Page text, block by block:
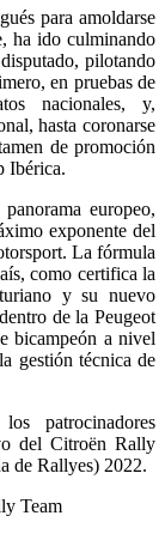
para amoldarse
ha ido culminando
pilotando
en pruebas de
nacionales, y,
hasta coronarse
de promoción
Ibérica.
europeo,
exponente del
La fórmula
como certifica la
y su nuevo
de la Peugeot
bicampeón a nivel
gestión técnica de
patrocinadores
del Citroën Rally
de Rallyes) 2022.
Team